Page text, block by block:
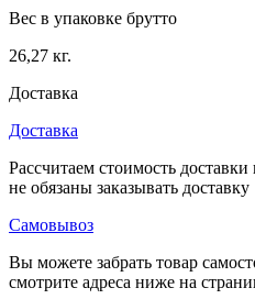
Вес в упаковке брутто
26,27 кг.
Доставка
Доставка
Рассчитаем стоимость
не обязаны заказывать доставку
Самовывоз
Вы можете забрать товар
смотрите адреса ниже на